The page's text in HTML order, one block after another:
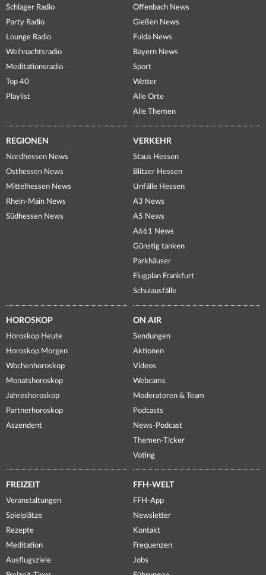
Schlager Radio
Party Radio
Lounge Radio
Weihnachtsradio
Meditationsradio
Top 40
Playlist
Offenbach News
Gießen News
Fulda News
Bayern News
Sport
Wetter
Alle Orte
Alle Themen
REGIONEN
Nordhessen News
Osthessen News
Mittelhessen News
Rhein-Main News
Südhessen News
VERKEHR
Staus Hessen
Blitzer Hessen
Unfälle Hessen
A3 News
A5 News
A661 News
Günstig tanken
Parkhäuser
Flugplan Frankfurt
Schulausfälle
HOROSKOP
Horoskop Heute
Horoskop Morgen
Wochenhoroskop
Monatshoroskop
Jahreshoroskop
Partnerhoroskop
Aszendent
ON AIR
Sendungen
Aktionen
Videos
Webcams
Moderatoren & Team
Podcasts
News-Podcast
Themen-Ticker
Voting
FREIZEIT
Veranstaltungen
Spielplätze
Rezepte
Meditation
Ausflugsziele
FFH-WELT
FFH-App
Newsletter
Kontakt
Frequenzen
Jobs